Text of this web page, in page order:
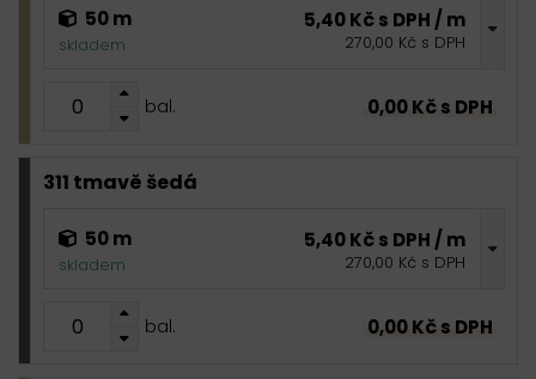
50 m
skladem
5,40 Kč s DPH / m
270,00 Kč s DPH
bal. 0,00 Kč s DPH
311 tmavě šedá
50 m
skladem
5,40 Kč s DPH / m
270,00 Kč s DPH
bal. 0,00 Kč s DPH